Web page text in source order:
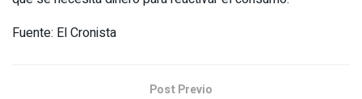
Fuente: El Cronista
Post Previo